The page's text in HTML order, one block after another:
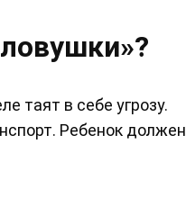
таят в себе угрозу.
Ребенок должен